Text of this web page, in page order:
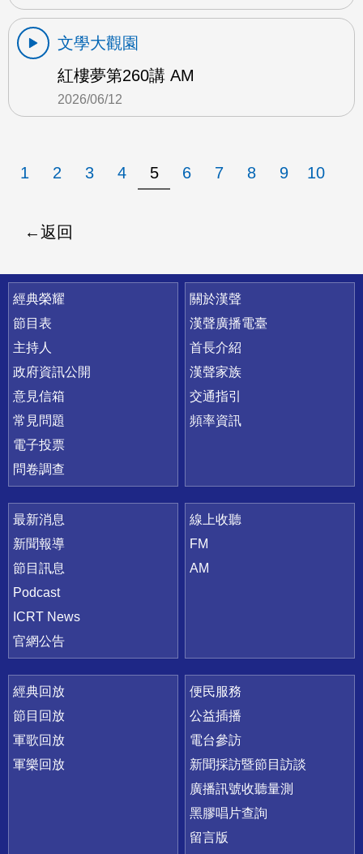
文學大觀園
紅樓夢第260講 AM
2026/06/12
1 2 3 4 5 6 7 8 9 10
返回
快速連結
經典榮耀
節目表
主持人
政府資訊公開
意見信箱
常見問題
電子投票
問卷調查
關於漢聲
漢聲廣播電臺
首長介紹
漢聲家族
交通指引
頻率資訊
最新消息
新聞報導
節目訊息
Podcast
ICRT News
官網公告
線上收聽
FM
AM
經典回放
節目回放
軍歌回放
軍樂回放
便民服務
公益插播
電台參訪
新聞採訪暨節目訪談
廣播訊號收聽量測
黑膠唱片查詢
留言版